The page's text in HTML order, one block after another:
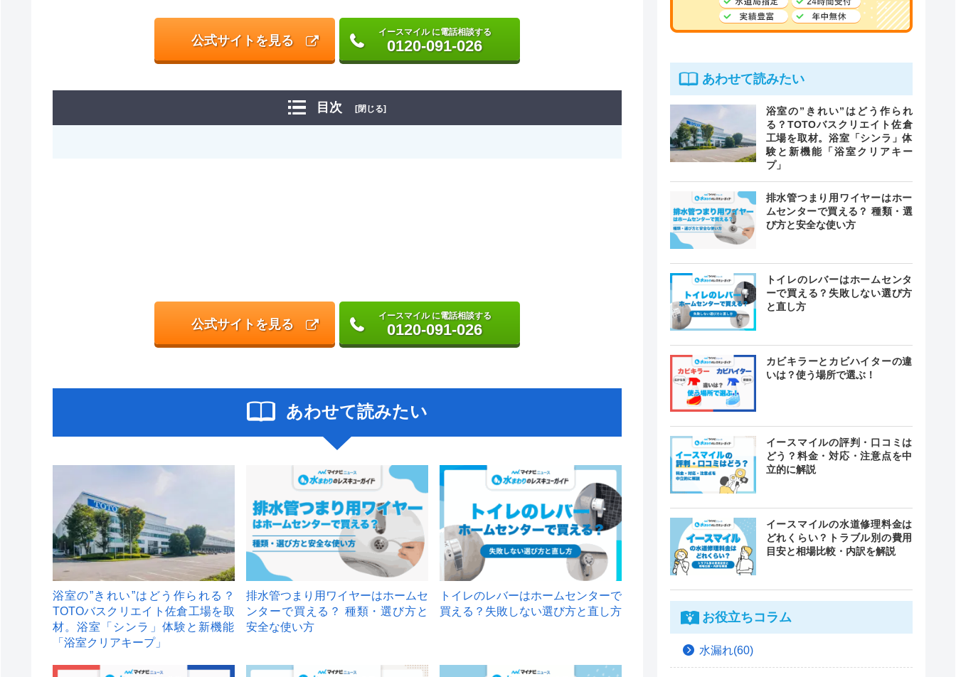
公式サイトを見る
イースマイル に電話相談する
0120-091-026
目次 [閉じる]
公式サイトを見る
イースマイル に電話相談する
0120-091-026
あわせて読みたい
浴室の”きれい”はどう作られる？
TOTOバスクリエイト佐倉工場を取
材。浴室「シンラ」体験と新機能
「浴室クリアキープ」
排水管つまり用ワイヤーはホームセ
ンターで買える？ 種類・選び方と
安全な使い方
トイレのレバーはホームセンターで
買える？失敗しない選び方と直し方
あわせて読みたい
浴室の”きれい”はどう作られ
る？TOTOバスクリエイト佐倉
工場を取材。浴室「シンラ」体
験と新機能「浴室クリアキー
プ」
排水管つまり用ワイヤーはホー
ムセンターで買える？ 種類・選
び方と安全な使い方
トイレのレバーはホームセンタ
ーで買える？失敗しない選び方
と直し方
カビキラーとカビハイターの違
いは？使う場所で選ぶ！
イースマイルの評判・口コミは
どう？料金・対応・注意点を中
立的に解説
イースマイルの水道修理料金は
どれくらい？トラブル別の費用
目安と相場比較・内訳を解説
お役立ちコラム
水漏れ(60)